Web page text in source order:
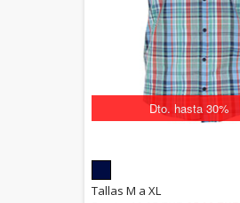
Dto. hasta 30%
Tallas M a XL